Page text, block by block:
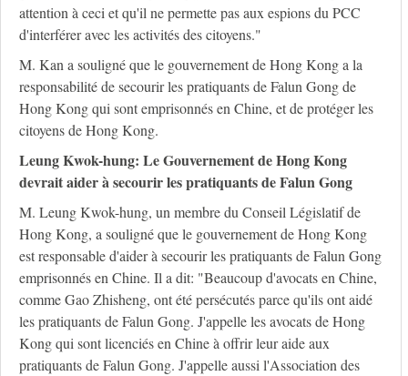
attention à ceci et qu'il ne permette pas aux espions du PCC
d'interférer avec les activités des citoyens."
M. Kan a souligné que le gouvernement de Hong Kong a la
responsabilité de secourir les pratiquants de Falun Gong de
Hong Kong qui sont emprisonnés en Chine, et de protéger les
citoyens de Hong Kong.
Leung Kwok-hung: Le Gouvernement de Hong Kong
devrait aider à secourir les pratiquants de Falun Gong
M. Leung Kwok-hung, un membre du Conseil Législatif de
Hong Kong, a souligné que le gouvernement de Hong Kong
est responsable d'aider à secourir les pratiquants de Falun Gong
emprisonnés en Chine. Il a dit: "Beaucoup d'avocats en Chine,
comme Gao Zhisheng, ont été persécutés parce qu'ils ont aidé
les pratiquants de Falun Gong. J'appelle les avocats de Hong
Kong qui sont licenciés en Chine à offrir leur aide aux
pratiquants de Falun Gong. J'appelle aussi l'Association des